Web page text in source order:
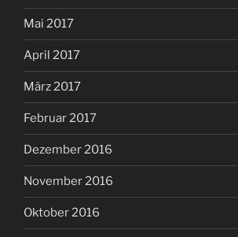
Mai 2017
April 2017
März 2017
Februar 2017
Dezember 2016
November 2016
Oktober 2016